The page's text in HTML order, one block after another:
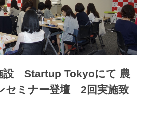
設 Startup Tokyoにて 農
セミナー登壇 2回実施致